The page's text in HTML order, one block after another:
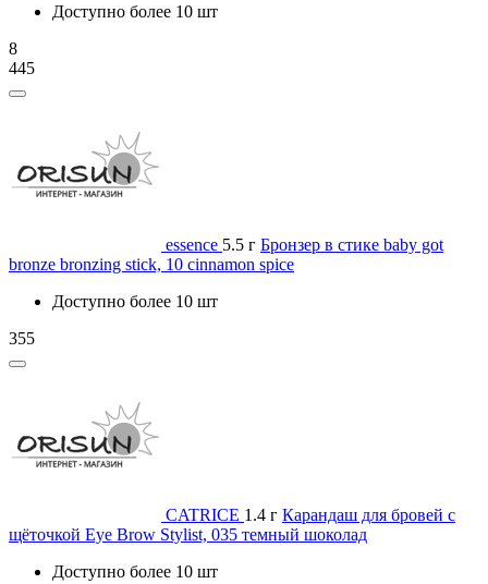
Доступно более 10 шт
8
445
essence 5.5 г Бронзер в стике baby got
bronze bronzing stick, 10 cinnamon spice
Доступно более 10 шт
355
CATRICE 1.4 г Карандаш для бровей с
щёточкой Eye Brow Stylist, 035 темный шоколад
Доступно более 10 шт